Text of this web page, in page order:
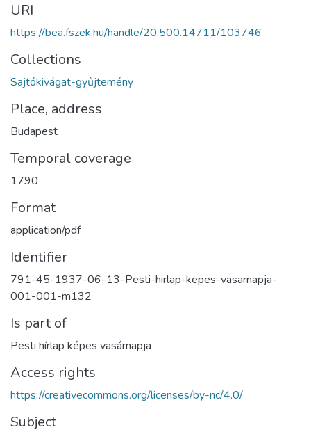
URI
https://bea.fszek.hu/handle/20.500.14711/103746
Collections
Sajtókivágat-gyűjtemény
Place, address
Budapest
Temporal coverage
1790
Format
application/pdf
Identifier
791-45-1937-06-13-Pesti-hirlap-kepes-vasarnapja-
001-001-m132
Is part of
Pesti hírlap képes vasárnapja
Access rights
https://creativecommons.org/licenses/by-nc/4.0/
Subject